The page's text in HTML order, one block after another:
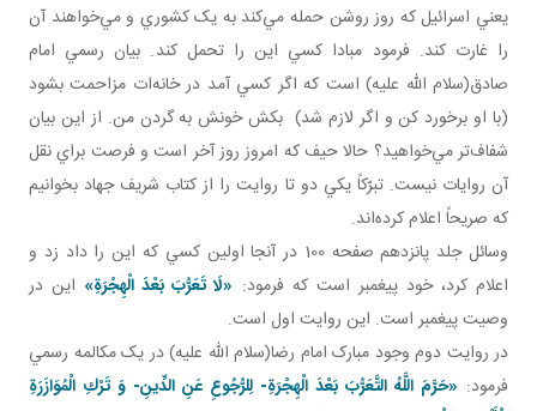
يعني اسرائيل که روز روشن حمله مي‌کند به يک کشوري و مي‌خواهند آن
را غارت کند. فرمود مبادا کسي اين را تحمل کند. بيان رسمي امام
صادق(سلام الله عليه) است که اگر کسي آمد در خانه‌ات مزاحمت بشود
(با او برخورد کن و اگر لازم شد) بکش خونش به گردن من. از اين بيان
شفاف‌تر مي‌خواهيد؟ حالا حيف که امروز روز آخر است و فرصت براي نقل
آن روايات نيست. تبرّکاً يکي دو تا روايت را از کتاب شريف جهاد بخوانيم
که صريحاً اعلام کرده‌اند.
وسائل جلد پانزدهم صفحه 100 در آنجا اولين کسي که اين را داد زد و
اعلام کرد، خود پيغمبر است که فرمود: «لَا تَعَرُّبَ بَعْدَ الْهِجْرَةِ» اين در
وصيت پيغمبر است. اين روايت اول است.
در روايت دوم وجود مبارک امام رضا(سلام الله عليه) در يک مکالمه رسمي‌
فرمود: «حَرَّمَ اللَّهُ التَّعَرُّبَ بَعْدَ الْهِجْرَةِ- لِلرُّجُوعِ عَنِ الدِّينِ- وَ تَرْكِ الْمُوَازَرَةِ